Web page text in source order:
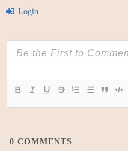
Login
0 COMMENTS